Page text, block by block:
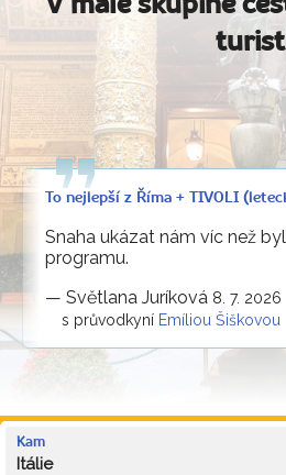
V malé skupině
To nejlepší z Říma + TIVOLI
Snaha ukázat nám víc než
programu.
— Světlana Juríková 8. 7. 2026
s průvodkyní Emíliou Šiškovou
Kam
Itálie